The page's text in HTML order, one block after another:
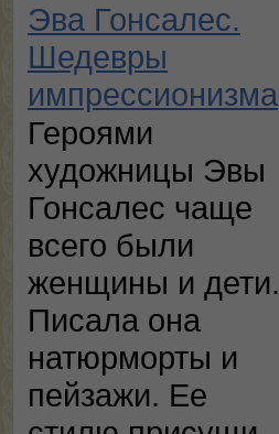
Эва Гонсалес.
Шедевры
импрессионизма
Героями
художницы Эвы
Гонсалес чаще
всего были
женщины и дети.
Писала она
натюрморты и
пейзажи. Ее